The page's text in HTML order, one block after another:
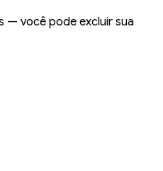
— você pode excluir sua